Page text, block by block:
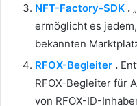
NFT-Factory-SDK .
ermöglicht es
bekannten
RFOX-Begleiter .
RFOX-Begleiter für
von RFOX-ID-